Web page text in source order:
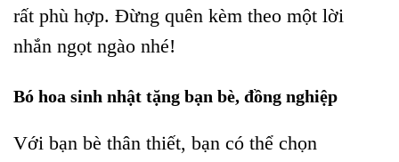
rất phù hợp. Đừng quên kèm theo một lời
nhắn ngọt ngào nhé!
Bó hoa sinh nhật tặng bạn bè, đồng nghiệp
Với bạn bè thân thiết, bạn có thể chọn